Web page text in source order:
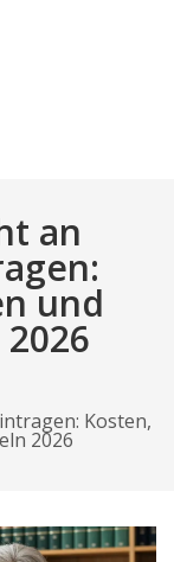
an
und
Kosten,
2026